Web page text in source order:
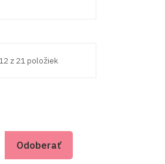
z 21 položiek